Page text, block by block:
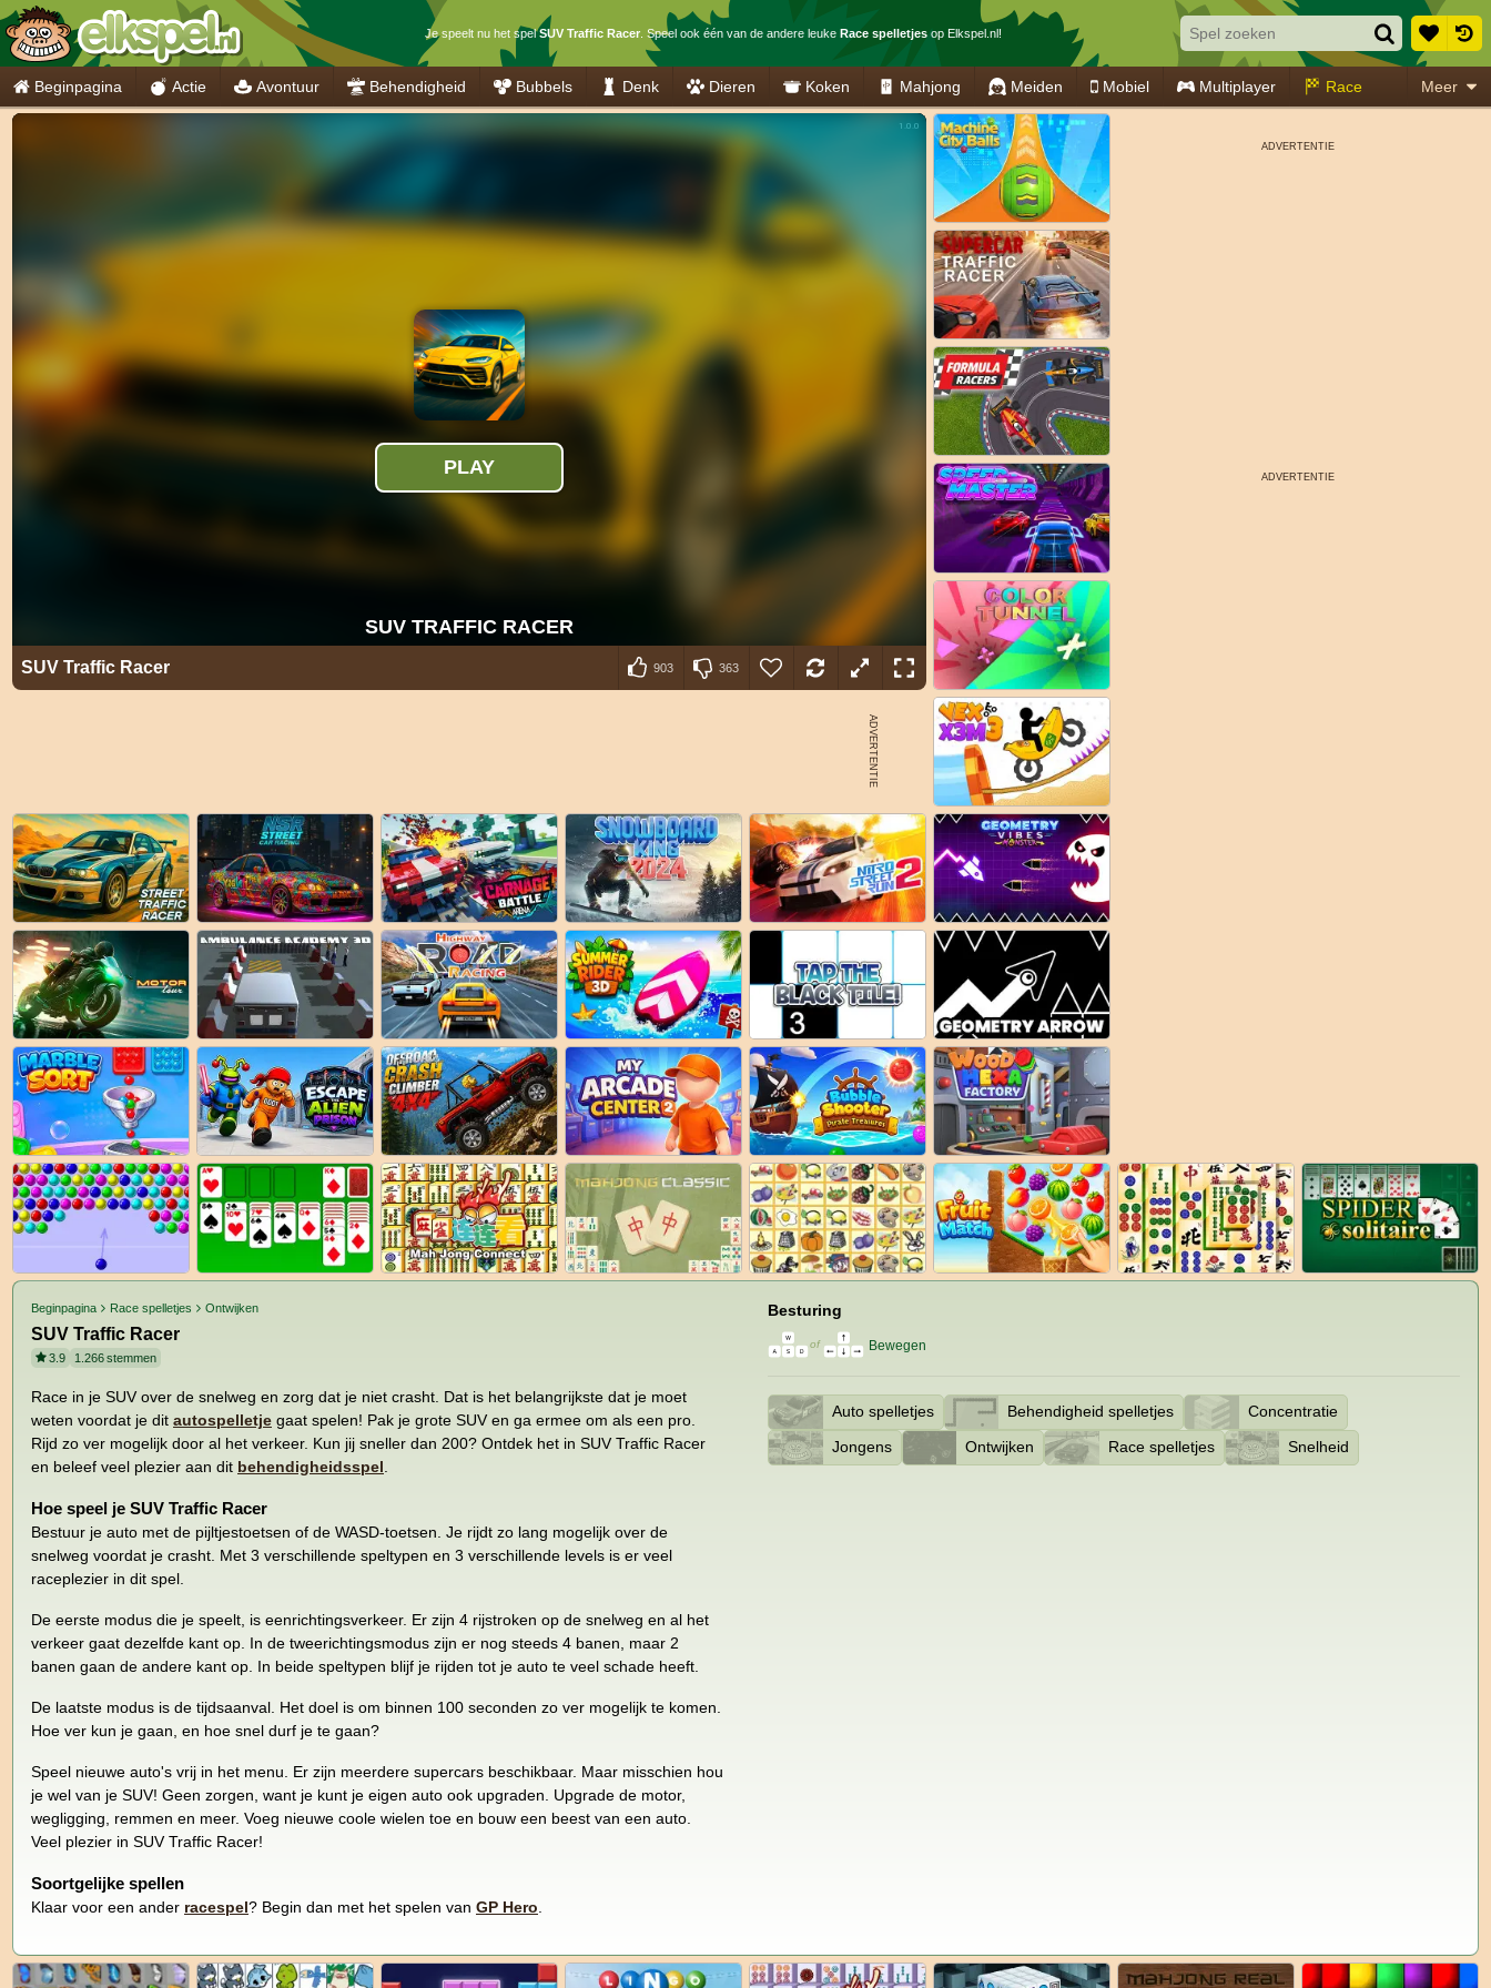
Je speelt nu het spelSUV Traffic Racer. Speel ook één van de andere leuke Race spelletjesop Elkspel.nl!
Beginpagina Actie Avontuur Behendigheid Bubbels Denk Dieren Koken Mahjong Meiden Mobiel Multiplayer Race Meer
SUV Traffic Racer 903 363
Beginpagina Race spelletjes Ontwijken
SUV Traffic Racer
3.9 1.266stemmen
Race in je SUV over de snelweg en zorg dat je niet crasht. Dat is het belangrijkste dat je moet
weten voordat je dit autospelletje gaat spelen! Pak je grote SUV en ga ermee om als een pro.
Rijd zo ver mogelijk door al het verkeer. Kun jij sneller dan 200? Ontdek het in SUV Traffic Racer
en beleef veel plezier aan dit behendigheidsspel
Hoe speel je SUV Traffic Racer
Bestuur je auto met de pijltjestoetsen of de WASD-toetsen. Je rijdt zo lang mogelijk over de
snelweg voordat je crasht. Met 3 verschillende speltypen en 3 verschillende levels is er veel
raceplezier in dit spel.
De eerste modus die je speelt, is eenrichtingsverkeer. Er zijn 4 rijstroken op de snelweg en al het
verkeer gaat dezelfde kant op. In de tweerichtingsmodus zijn er nog steeds 4 banen, maar 2
banen gaan de andere kant op. In beide speltypen blijf je rijden tot je auto te veel schade heeft.
De laatste modus is de tijdsaanval. Het doel is om binnen 100 seconden zo ver mogelijk te komen.
Hoe ver kun je gaan, en hoe snel durf je te gaan?
Speel nieuwe auto's vrij in het menu. Er zijn meerdere supercars beschikbaar. Maar misschien hou
je wel van je SUV! Geen zorgen, want je kunt je eigen auto ook upgraden. Upgrade de motor,
wegligging, remmen en meer. Voeg nieuwe coole wielen toe en bouw een beest van een auto.
Veel plezier in SUV Traffic Racer!
Soortgelijke spellen
Klaar voor een ander racespel? Begin dan met het spelen van GP Hero
Besturing
of Bewegen
Auto spelletjes Behendigheid spelletjes
Concentratie
Jongens
Ontwijken Race spelletjes Snelheid